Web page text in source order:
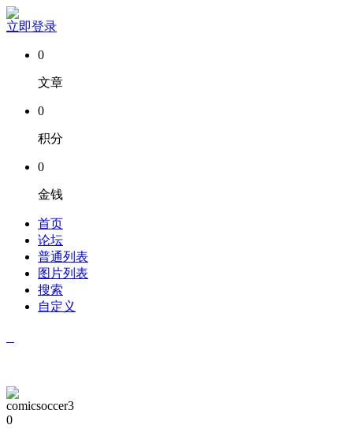
立即登录
0
文章
0
积分
0
金钱
首页
论坛
普通列表
图片列表
搜索
自定义
comicsoccer3
0